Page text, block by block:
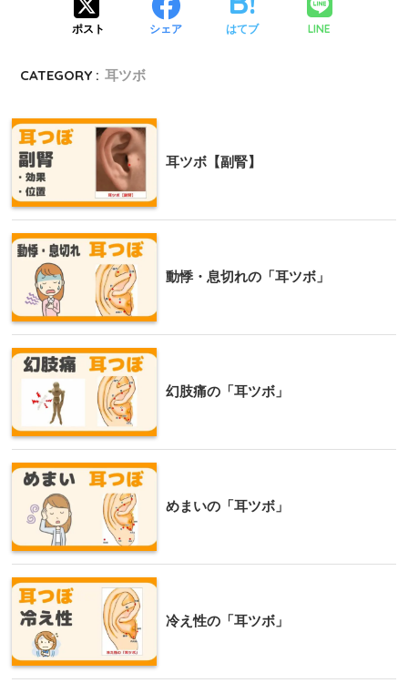
ポスト シェア はてブ LINE
CATEGORY : 耳ツボ
耳ツボ【副腎】
動悸・息切れの「耳ツボ」
幻肢痛の「耳ツボ」
めまいの「耳ツボ」
冷え性の「耳ツボ」